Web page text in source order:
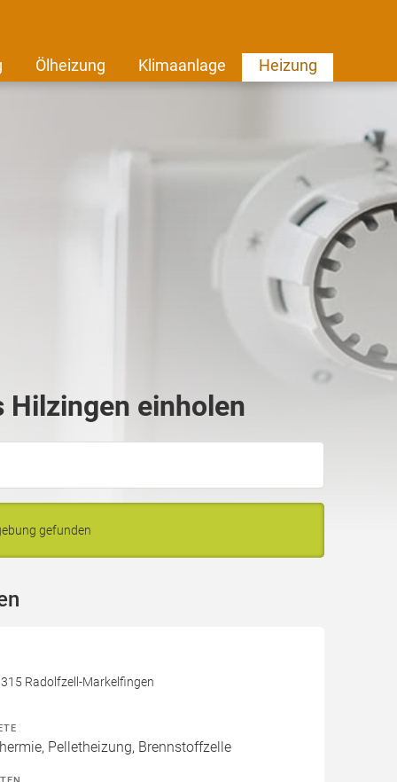
Ölheizung Klimaanlage Heizung
Hilzingen einholen
gefunden
Radolfzell-Markelfingen
Pelletheizung, Brennstoffzelle